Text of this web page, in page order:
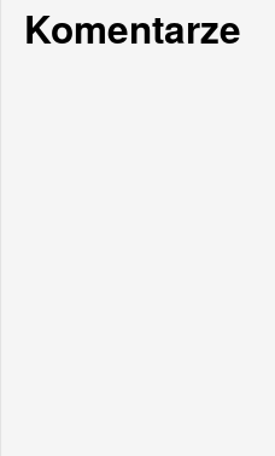
Komentarze